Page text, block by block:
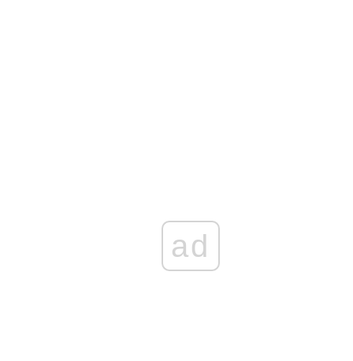
ad